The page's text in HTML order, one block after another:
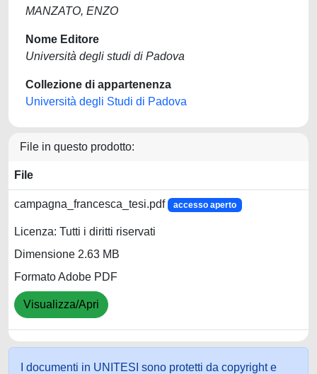
MANZATO, ENZO
Nome Editore
Università degli studi di Padova
Collezione di appartenenza
Università degli Studi di Padova
File in questo prodotto:
File
campagna_francesca_tesi.pdf accesso aperto
Licenza: Tutti i diritti riservati
Dimensione 2.63 MB
Formato Adobe PDF
Visualizza/Apri
I documenti in UNITESI sono protetti da copyright e